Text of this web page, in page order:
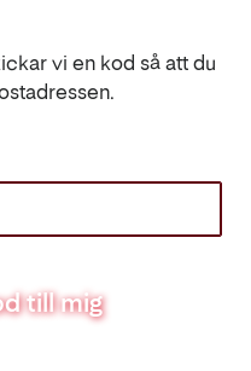
vi en kod så att du
till mig